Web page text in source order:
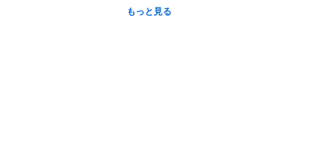
もっと見る